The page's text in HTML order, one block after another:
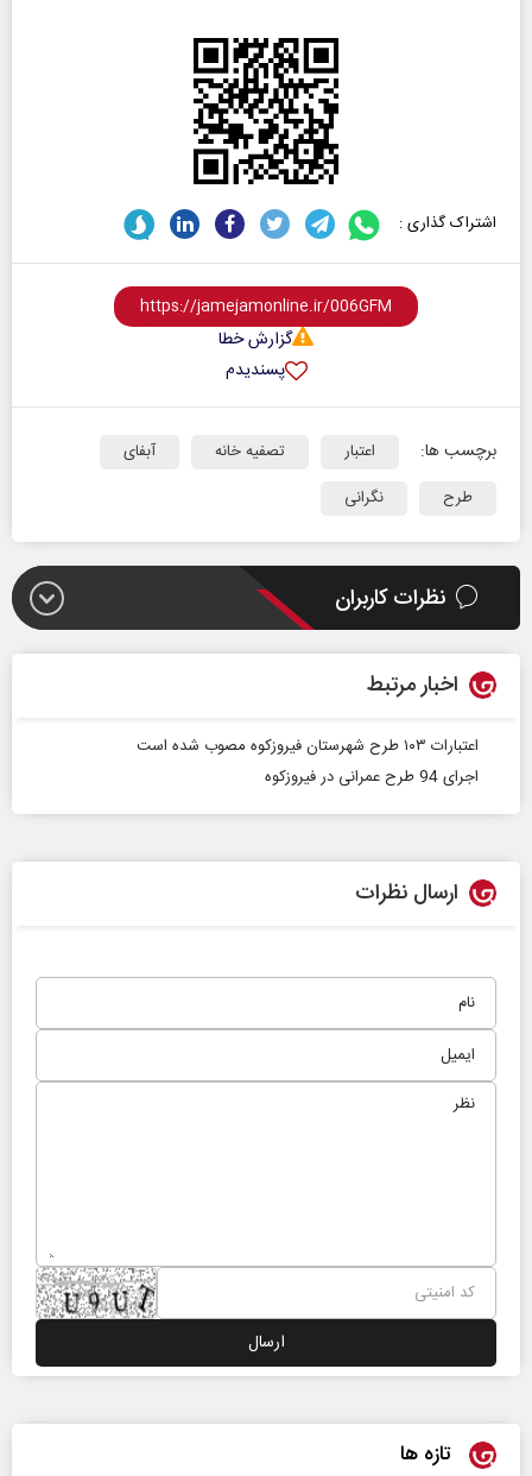
اشتراک گذاری :
گزارش خطا
پسندیدم
برچسب ها: اعتبار تصفیه خانه
آبفای
طرح
نگرانی
نظرات کاربران
اخبار مرتبط
اعتبارات ۱۰۳ طرح شهرستان فیروزکوه مصوب شده‌ است
اجرای 94 طرح عمرانی در فیروزکوه
ارسال نظرات
تازه ها